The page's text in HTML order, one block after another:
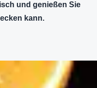
und genießen Sie
kann.